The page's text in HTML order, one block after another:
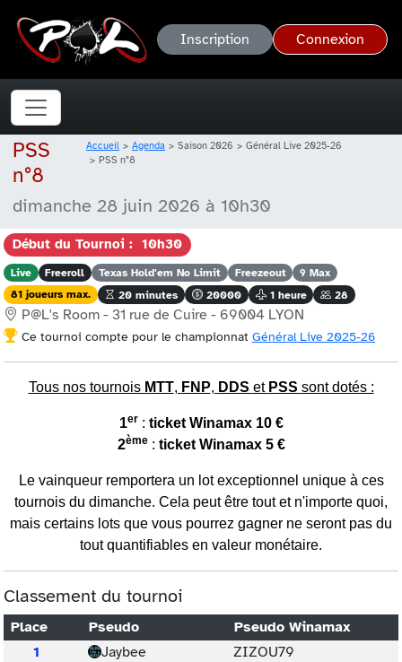
Inscription Connexion
PSS
n°8
Accueil Agenda Saison 2026
Général Live 2025-26
PSS n°8
dimanche 28 juin 2026 à 10h30
Début du Tournoi : 10h30
Live Freeroll Texas Hold'em No Limit Freezeout
9 Max
81 joueurs max.
20 minutes 20000 1 heure 28
P@L's Room - 31 rue de Cuire - 69004 LYON
Ce tournoi compte pour le championnat Général Live 2025-26
Tous nos tournois MTT, FNP, DDS et PSS sont dotés :
1er : ticket Winamax 10 €
2ème : ticket Winamax 5 €
Le vainqueur remportera un lot exceptionnel unique à ces
tournois du dimanche. Cela peut être tout et n'importe quoi,
mais certains lots que vous pourrez gagner ne seront pas du
tout quantifiables en valeur monétaire.
Classement du tournoi
Place Pseudo
Pseudo Winamax
1
Jaybee
ZIZOU79